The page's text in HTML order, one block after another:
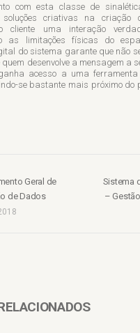
com esta classe de
soluções criativas na criação
cliente uma interação
as limitações físicas do
do sistema garante que não
desenvolve a mensagem a
acesso a uma ferramenta
se bastante mais próximo do
Geral de
de Dados
Sistema
–